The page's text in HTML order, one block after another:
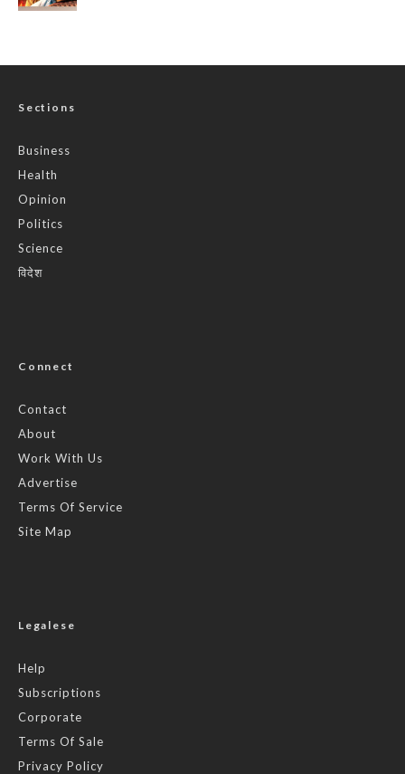
Sections
Business
Health
Opinion
Politics
Science
विदेश
Connect
Contact
About
Work With Us
Advertise
Terms Of Service
Site Map
Legalese
Help
Subscriptions
Corporate
Terms Of Sale
Privacy Policy